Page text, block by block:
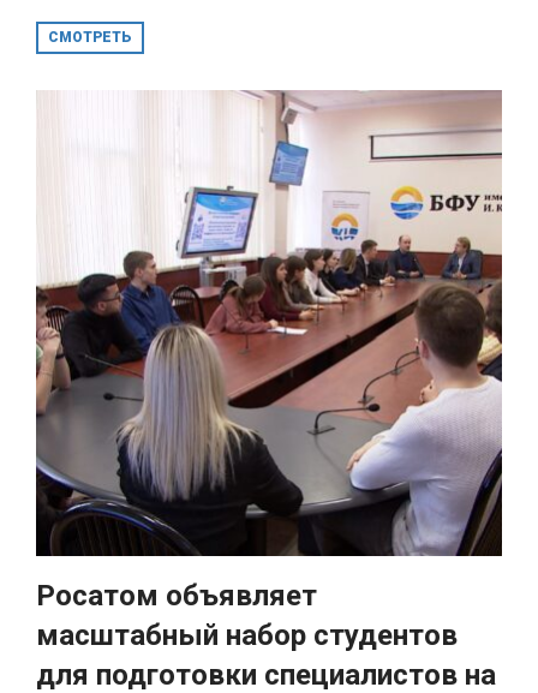
СМОТРЕТЬ
Росатом объявляет
масштабный набор студентов
для подготовки специалистов на